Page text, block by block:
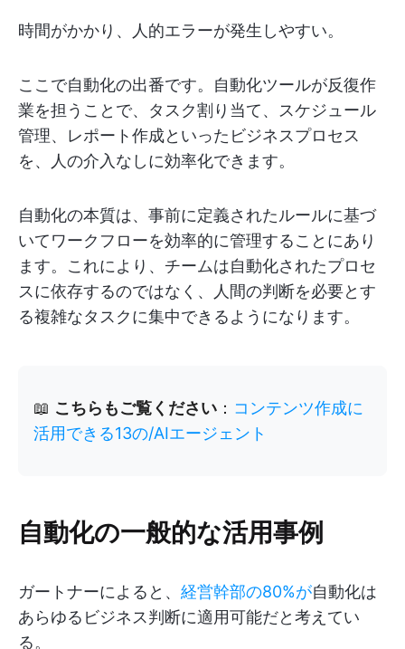
時間がかかり、人的エラーが発生しやすい。
ここで自動化の出番です。自動化ツールが反復作
業を担うことで、タスク割り当て、スケジュール
管理、レポート作成といったビジネスプロセス
を、人の介入なしに効率化できます。
自動化の本質は、事前に定義されたルールに基づ
いてワークフローを効率的に管理することにあり
ます。これにより、チームは自動化されたプロセ
スに依存するのではなく、人間の判断を必要とす
る複雑なタスクに集中できるようになります。
📖 こちらもご覧ください ： コンテンツ作成に
活用できる13の/AIエージェント
自動化の一般的な活用事例
ガートナーによると、 経営幹部の80%が自動化は
あらゆるビジネス判断に適用可能だと考えてい
る。